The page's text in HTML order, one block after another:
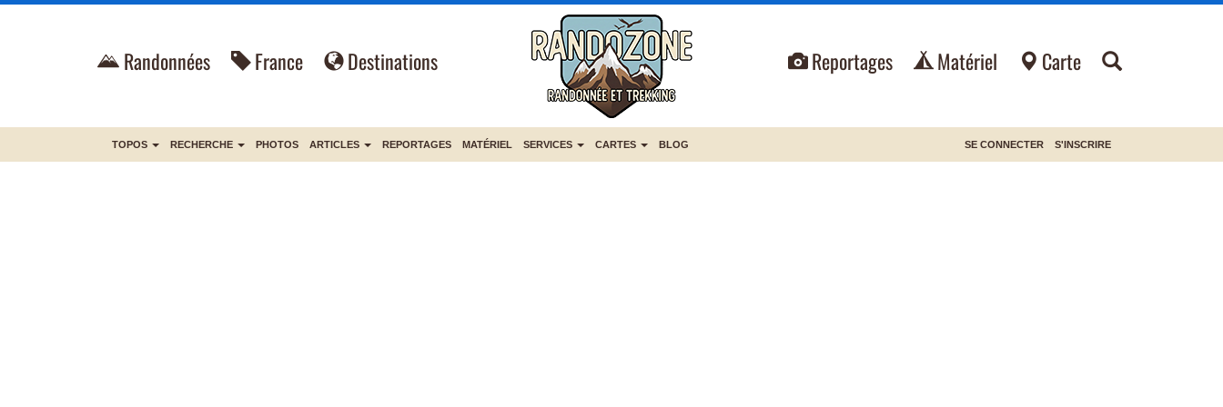
Randonnées France Destinations Reportages Matériel Carte
TOPOS RECHERCHE PHOTOS ARTICLES REPORTAGES MATÉRIEL SERVICES CARTES BLOG SE CONNECTER S'INSCRIRE